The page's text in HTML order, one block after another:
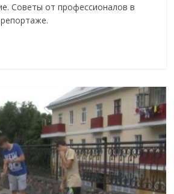
Советы от профессионалов в